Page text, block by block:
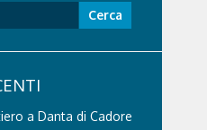
a Danta di Cadore